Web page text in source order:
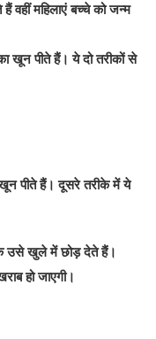
हैं वहीं महिलाएं बच्चे को जन्म
खून पीते हैं। ये दो तरीकों से
पीते हैं। दूसरे तरीके में ये
उसे खुले में छोड़ देते हैं।
हो जाएगी।